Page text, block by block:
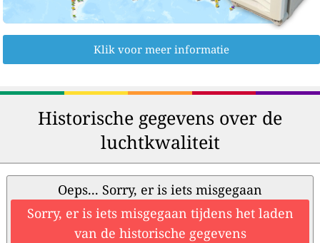
Klik voor meer informatie
Historische gegevens over de
luchtkwaliteit
Oeps... Sorry, er is iets misgegaan
Sorry, er is iets misgegaan tijdens het laden
van de historische gegevens